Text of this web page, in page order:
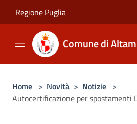
Regione Puglia
Comune di
Home > Novità > Notizie >
Autocertificazione per spostamenti